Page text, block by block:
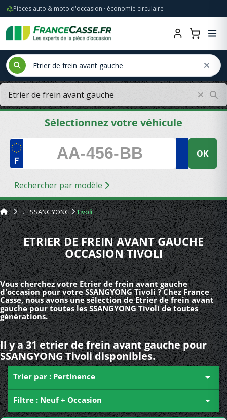
Pièces auto & moto d'occasion · économie circulaire
Sélectionnez votre véhicule
OK
Rechercher par modèle
SSANGYONG Tivoli
ETRIER DE FREIN AVANT GAUCHE
OCCASION TIVOLI
Vous cherchez votre Etrier de frein avant gauche
d'occasion pour votre SSANGYONG Tivoli ? Chez France
Casse, nous avons une sélection de Etrier de frein avant
gauche pour toutes les SSANGYONG Tivoli de toutes
générations.
Il y a 31 etrier de frein avant gauche pour
SSANGYONG Tivoli disponibles.
Trier par : Pertinence 
Filtre : Neuf + Occasion 